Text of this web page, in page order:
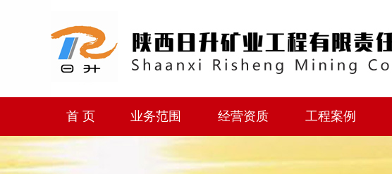
首 页 业务范围 经营资质 工程案例